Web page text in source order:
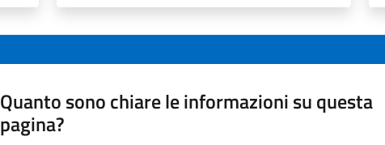
Quanto sono chiare le informazioni su questa
pagina?